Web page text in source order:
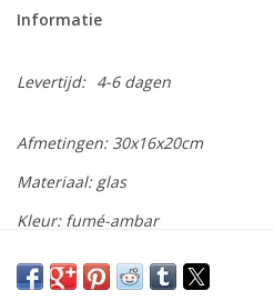
Informatie
Levertijd: 4-6 dagen
Afmetingen: 30x16x20cm
Materiaal: glas
Kleur: fumé-ambar
“Close Encounters” by Stefan
kunstenaar verbaast opnieuw met